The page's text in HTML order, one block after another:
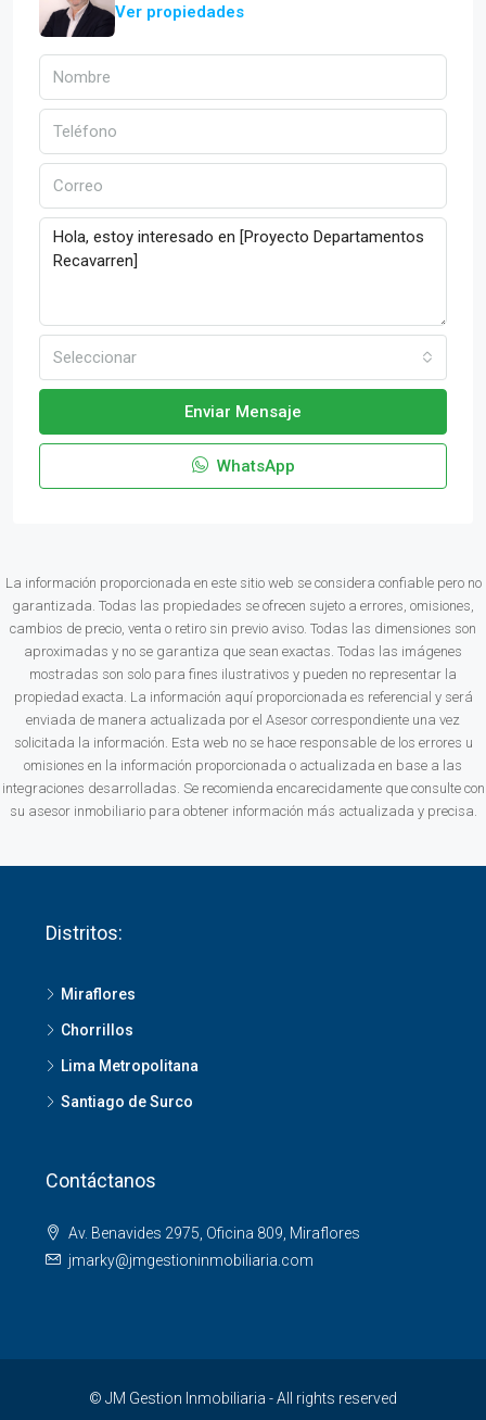
Ver propiedades
Seleccionar
Enviar Mensaje
WhatsApp
La información proporcionada en este sitio web se considera confiable pero no
garantizada. Todas las propiedades se ofrecen sujeto a errores, omisiones,
cambios de precio, venta o retiro sin previo aviso. Todas las dimensiones son
aproximadas y no se garantiza que sean exactas. Todas las imágenes
mostradas son solo para fines ilustrativos y pueden no representar la
propiedad exacta. La información aquí proporcionada es referencial y será
enviada de manera actualizada por el Asesor correspondiente una vez
solicitada la información. Esta web no se hace responsable de los errores u
omisiones en la información proporcionada o actualizada en base a las
integraciones desarrolladas. Se recomienda encarecidamente que consulte con
su asesor inmobiliario para obtener información más actualizada y precisa.
Distritos:
Miraflores
Chorrillos
Lima Metropolitana
Santiago de Surco
Contáctanos
Av. Benavides 2975, Oficina 809, Miraflores
jmarky@jmgestioninmobiliaria.com
© JM Gestion Inmobiliaria - All rights reserved